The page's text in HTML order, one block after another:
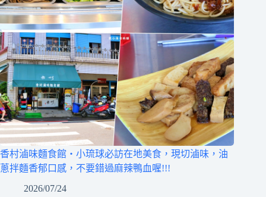
香村滷味麵食館‧小琉球必訪在地美食，現切滷味，油
蔥拌麵香郁口感，不要錯過麻辣鴨血喔!!!
2026/07/24